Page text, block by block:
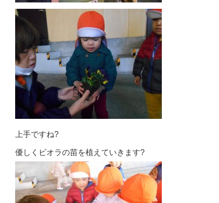
上手ですね?
優しくビオラの苗を植えていきます?